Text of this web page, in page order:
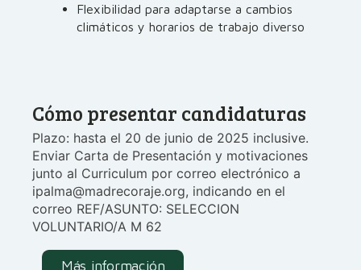
Flexibilidad para adaptarse a cambios
climáticos y horarios de trabajo diverso
Cómo presentar candidaturas
Plazo: hasta el 20 de junio de 2025 inclusive.
Enviar Carta de Presentación y motivaciones
junto al Curriculum por correo electrónico a
ipalma@madrecoraje.org, indicando en el
correo REF/ASUNTO: SELECCION
VOLUNTARIO/A M 62
Más información